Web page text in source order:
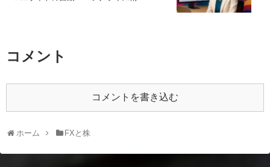
コメント
コメントを書き込む
ホーム FXと株